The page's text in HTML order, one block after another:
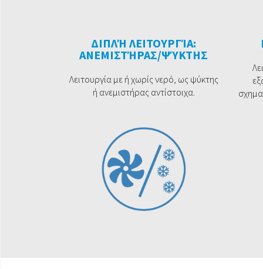
ΔΙΠΛΉ ΛΕΙΤΟΥΡΓΊΑ:
ΑΝΕΜΙΣΤΉΡΑΣ/ΨΎΚΤΗΣ
Λειτουργία με ή χωρίς νερό, ως ψύκτης
ή ανεμιστήρας αντίστοιχα.